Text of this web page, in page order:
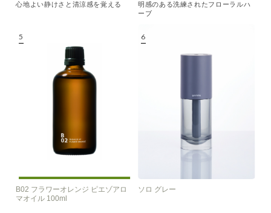
心地よい静けさと清涼感を覚える
明感のある洗練されたフローラルハ
ーブ
B02 フラワーオレンジ ピエゾアロ
マオイル 100ml
ソロ グレー